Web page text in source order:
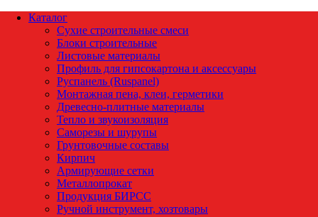
Каталог
Сухие строительные смеси
Блоки строительные
Листовые материалы
Профиль для гипсокартона и аксессуары
Руспанель (Ruspanel)
Монтажная пена, клеи, герметики
Древесно-плитные материалы
Тепло и звукоизоляция
Саморезы и шурупы
Грунтовочные составы
Кирпич
Армирующие сетки
Металлопрокат
Продукция БИРСС
Ручной инструмент, хозтовары